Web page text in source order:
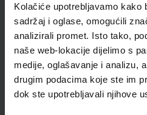
Kolačiće upotrebljavamo kako
sadržaj i oglase, omogućili
analizirali promet. Isto tako,
naše web-lokacije dijelimo s
medije, oglašavanje i analizu,
drugim podacima koje ste im
dok ste upotrebljavali njihove
ŠIFRA OMOTA: 500239
Udžbenik
ISTRAŽUJEMO NAŠ SVIJET 3;
društvo u trećem razredu
Autor(i):Alena Letina Tamara